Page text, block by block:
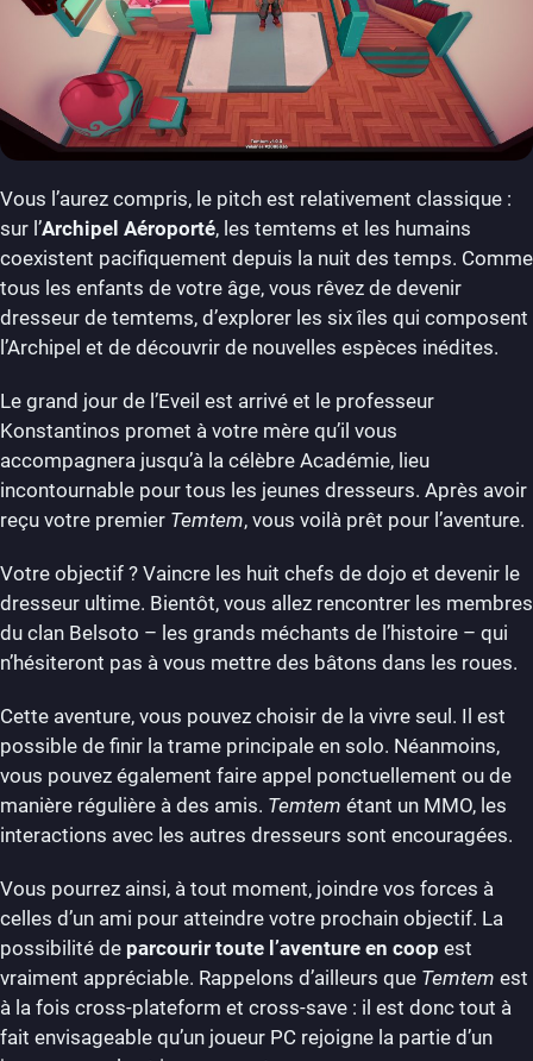
Vous l’aurez compris, le pitch est relativement classique :
sur l’Archipel Aéroporté, les temtems et les humains
coexistent pacifiquement depuis la nuit des temps. Comme
tous les enfants de votre âge, vous rêvez de devenir
dresseur de temtems, d’explorer les six îles qui composent
l’Archipel et de découvrir de nouvelles espèces inédites.
Le grand jour de l’Eveil est arrivé et le professeur
Konstantinos promet à votre mère qu’il vous
accompagnera jusqu’à la célèbre Académie, lieu
incontournable pour tous les jeunes dresseurs. Après avoir
reçu votre premier Temtem, vous voilà prêt pour l’aventure.
Votre objectif ? Vaincre les huit chefs de dojo et devenir le
dresseur ultime. Bientôt, vous allez rencontrer les membres
du clan Belsoto – les grands méchants de l’histoire – qui
n’hésiteront pas à vous mettre des bâtons dans les roues.
Cette aventure, vous pouvez choisir de la vivre seul. Il est
possible de finir la trame principale en solo. Néanmoins,
vous pouvez également faire appel ponctuellement ou de
manière régulière à des amis. Temtem étant un MMO, les
interactions avec les autres dresseurs sont encouragées.
Vous pourrez ainsi, à tout moment, joindre vos forces à
celles d’un ami pour atteindre votre prochain objectif. La
possibilité de parcourir toute l’aventure en coop est
vraiment appréciable. Rappelons d’ailleurs que Temtem est
à la fois cross-plateform et cross-save : il est donc tout à
fait envisageable qu’un joueur PC rejoigne la partie d’un